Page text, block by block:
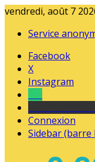
vendredi, août 7
Service
Facebook
X
Instagram
Connexion
Sidebar (barre